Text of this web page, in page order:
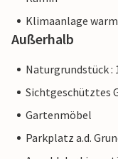
Klimaanlage
Außerhalb
Naturgrundstück :
Sichtgeschütztes
Gartenmöbel
Parkplatz a.d.